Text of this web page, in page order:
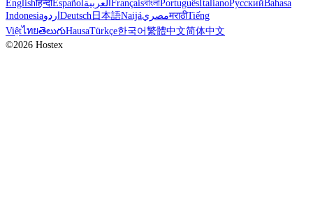
Englishहिन्दीEspañolالعربيةFrançaisবাংলাPortuguêsItalianoРусскийBahasa
IndonesiaاردوDeutsch日本語NaijáمصريमराठीTiếng
ViệtไทยతెలుగుHausaTürkçe한국어繁體中文简体中文
©2026 Hostex